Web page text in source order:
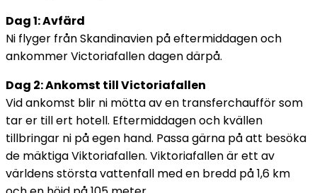
Dag 1: Avfärd
Ni flyger från Skandinavien på eftermiddagen och
ankommer Victoriafallen dagen därpå.
Dag 2: Ankomst till Victoriafallen
Vid ankomst blir ni mötta av en transferchaufför som
tar er till ert hotell. Eftermiddagen och kvällen
tillbringar ni på egen hand. Passa gärna på att besöka
de mäktiga Viktoriafallen. Viktoriafallen är ett av
världens största vattenfall med en bredd på 1,6 km